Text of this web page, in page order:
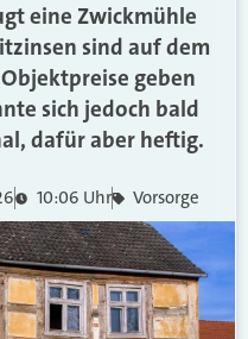
eine Zwickmühle
sind auf dem
geben
sich jedoch bald
dafür aber heftig.
10:06 Uhr Vorsorge